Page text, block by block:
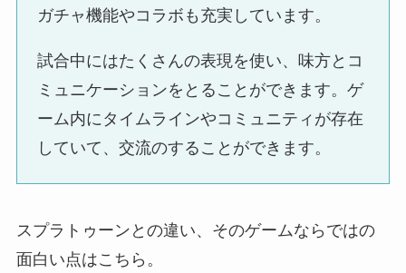
ガチャ機能やコラボも充実しています。
試合中にはたくさんの表現を使い、味方とコ
ミュニケーションをとることができます。ゲ
ーム内にタイムラインやコミュニティが存在
していて、交流のすることができます。
スプラトゥーンとの違い、そのゲームならではの
面白い点はこちら。